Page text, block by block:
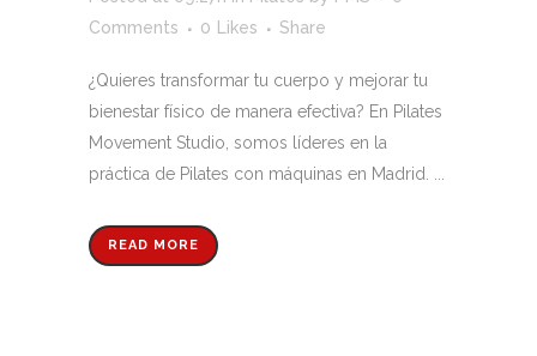
Comments
0 Likes Share
¿Quieres transformar tu cuerpo y mejorar tu
bienestar físico de manera efectiva? En Pilates
Movement Studio, somos líderes en la
práctica de Pilates con máquinas en Madrid. ...
READ MORE